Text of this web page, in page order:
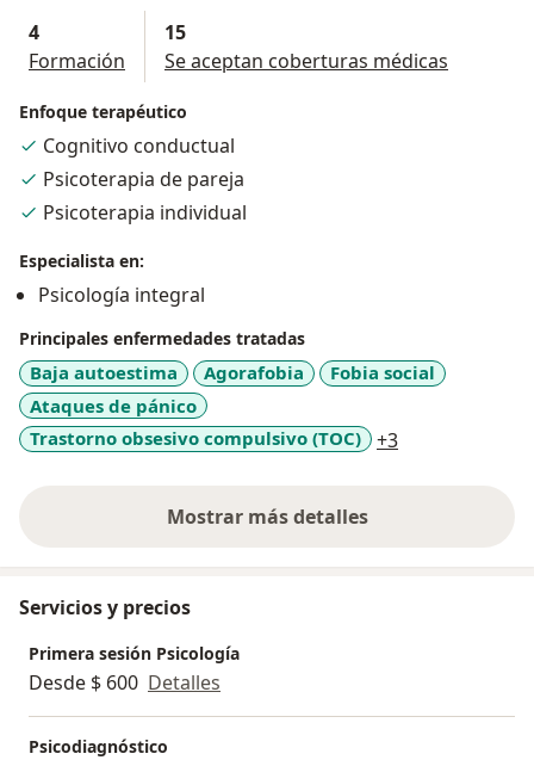
4
Formación
15
Se aceptan coberturas médicas
Enfoque terapéutico
Cognitivo conductual
Psicoterapia de pareja
Psicoterapia individual
Especialista en:
Psicología integral
Principales enfermedades tratadas
Baja autoestima Agorafobia
Fobia social
Ataques de pánico
Trastorno obsesivo compulsivo (TOC)
+3
Mostrar más detalles
sobre la experiencia
Servicios y precios
Primera sesión Psicología
Desde $ 600 Detalles
Psicodiagnóstico